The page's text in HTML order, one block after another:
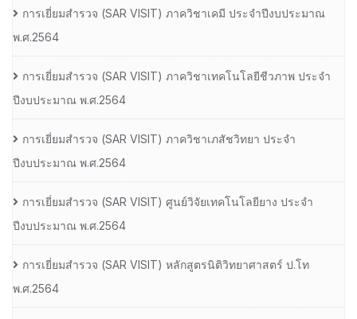
การเยี่ยมสํารวจ (SAR VISIT) ภาควิชาเคมี ประจําปีงบประมาณ
พ.ศ.2564
การเยี่ยมสํารวจ (SAR VISIT) ภาควิชาเทคโนโลยีชีวภาพ ประจํา
ปีงบประมาณ พ.ศ.2564
การเยี่ยมสํารวจ (SAR VISIT) ภาควิชาเภสัชวิทยา ประจํา
ปีงบประมาณ พ.ศ.2564
การเยี่ยมสํารวจ (SAR VISIT) ศูนย์วิจัยเทคโนโลยียาง ประจํา
ปีงบประมาณ พ.ศ.2564
การเยี่ยมสํารวจ (SAR VISIT) หลักสูตรนิติวิทยาศาสตร์ ป.โท
พ.ศ.2564